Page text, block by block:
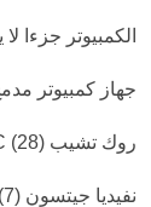
الكمبيوتر جزءا
جهاز كمبيوتر
روك تشيب SBC (28)
نفيديا جيتسون SBC (7)